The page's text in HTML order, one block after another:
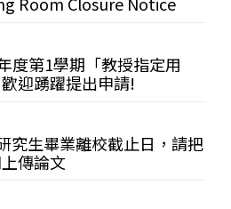
度第1學期「教授指定用
迎踴躍提出申請!
究生畢業離校截止日，請把
傳論文